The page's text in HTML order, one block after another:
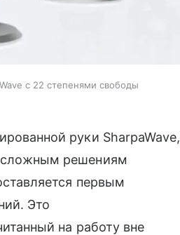
с 22 степенями свободы
руки SharpaWave,
сложным решениям
первым
Это
на работу вне